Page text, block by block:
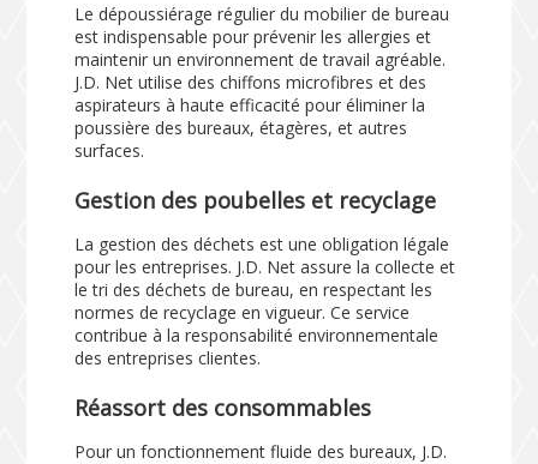
Le dépoussiérage régulier du mobilier de bureau
est indispensable pour prévenir les allergies et
maintenir un environnement de travail agréable.
J.D. Net utilise des chiffons microfibres et des
aspirateurs à haute efficacité pour éliminer la
poussière des bureaux, étagères, et autres
surfaces.
Gestion des poubelles et recyclage
La gestion des déchets est une obligation légale
pour les entreprises. J.D. Net assure la collecte et
le tri des déchets de bureau, en respectant les
normes de recyclage en vigueur. Ce service
contribue à la responsabilité environnementale
des entreprises clientes.
Réassort des consommables
Pour un fonctionnement fluide des bureaux, J.D.